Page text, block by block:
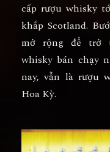
cấp rượu whisky
khắp Scotland.
mở rộng để trở
whisky bán chạy
nay, vẫn là rượu
Hoa Kỳ.